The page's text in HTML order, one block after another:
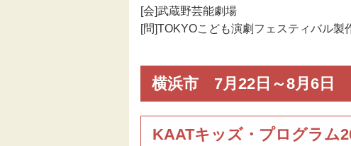
[会]武蔵野芸能劇場
[問]TOKYOこども演劇フェスティバル
横浜市 7月22日～8月6日
KAATキッズ・プログラム